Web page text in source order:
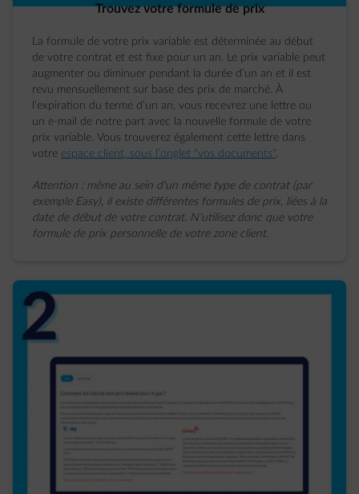
Trouvez votre formule de prix
La formule de votre prix variable est déterminée au début
de votre contrat et est fixe pour un an. Le prix variable peut
augmenter ou diminuer pendant la durée d’un an et il est
revu mensuellement sur base des prix de marché. À
l'expiration du terme d’un an, vous recevrez une lettre ou
un e-mail de notre part avec la nouvelle formule de votre
prix variable. Vous trouverez également cette lettre dans
votre espace client, sous l’onglet "vos documents".
Attention : même au sein d'un même type de contrat (par
exemple Easy), il existe différentes formules de prix, liées à la
date de début de votre contrat. N'utilisez donc que votre
formule de prix personnelle de votre zone client.